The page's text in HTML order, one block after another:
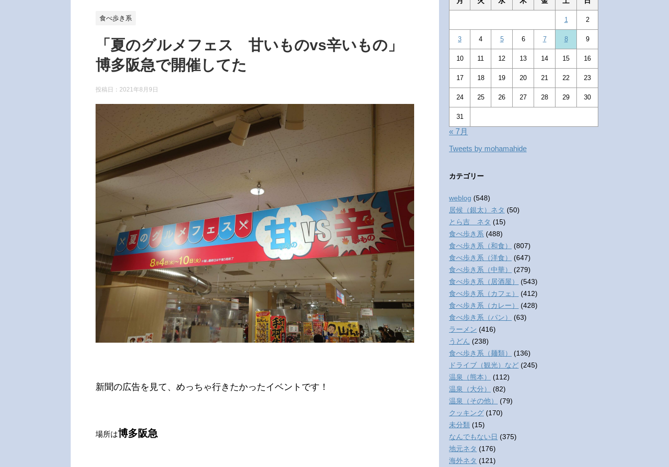
食べ歩き系
「夏のグルメフェス 甘いものvs辛いもの」
博多阪急で開催してた
投稿日： 2021年8月9日
新聞の広告を見て、めっちゃ行きたかったイベントです！
場所は博多阪急
1 2
3 4 5 6 7 8 9
10 11 12 13 14 15 16
17 18 19 20 21 22 23
24 25 26 27 28 29 30
31
« 7月
Tweets by mohamahide
カテゴリー
weblog (548)
居候（銀太）ネタ (50)
とら吉 ネタ (15)
食べ歩き系 (488)
食べ歩き系（和食）
(807)
食べ歩き系（洋食）
(647)
食べ歩き系（中華）
(279)
食べ歩き系（居酒屋）
(543)
食べ歩き系（カフェ）
(412)
食べ歩き系（カレー）
(428)
食べ歩き系（パン）
(63)
ラーメン (416)
うどん (238)
食べ歩き系（麺類）
(136)
ドライブ（観光）など (245)
温泉（熊本）
(112)
温泉（大分）
(82)
温泉（その他）
(79)
クッキング (170)
未分類 (15)
なんでもない日 (375)
地元ネタ (176)
海外ネタ (121)